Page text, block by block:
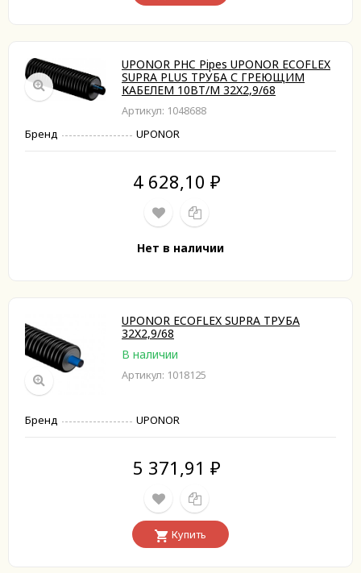
UPONOR PHC Pipes UPONOR ECOFLEX
SUPRA PLUS ТРУБА С ГРЕЮЩИМ
КАБЕЛЕМ 10ВТ/M 32X2,9/68
Артикул: 1048688
Бренд UPONOR
4 628,10 ₽
Нет в наличии
UPONOR ECOFLEX SUPRA ТРУБА
32X2,9/68
В наличии
Артикул: 1018125
Бренд UPONOR
5 371,91 ₽
Купить